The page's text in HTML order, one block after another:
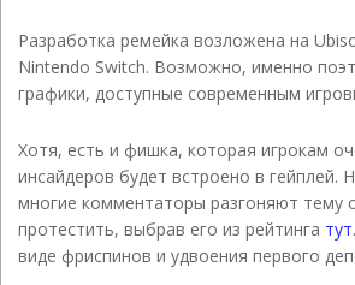
Разработка ремейка возложена на
Nintendo Switch. Возможно, именно
графики, доступные современным
Хотя, есть и фишка, которая игрокам
инсайдеров будет встроено в
многие комментаторы разгоняют
протестить, выбрав его из рейтинга тут
виде фриспинов и удвоения первого